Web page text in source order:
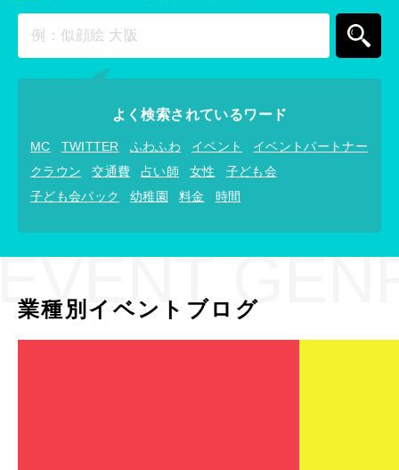
よく検索されているワード
MC TWITTER ふわふわ イベント
イベントパートナー
クラウン
交通費 占い師 女性
子ども会
子ども会パック
幼稚園 料金 時間
業種別イベントブログ